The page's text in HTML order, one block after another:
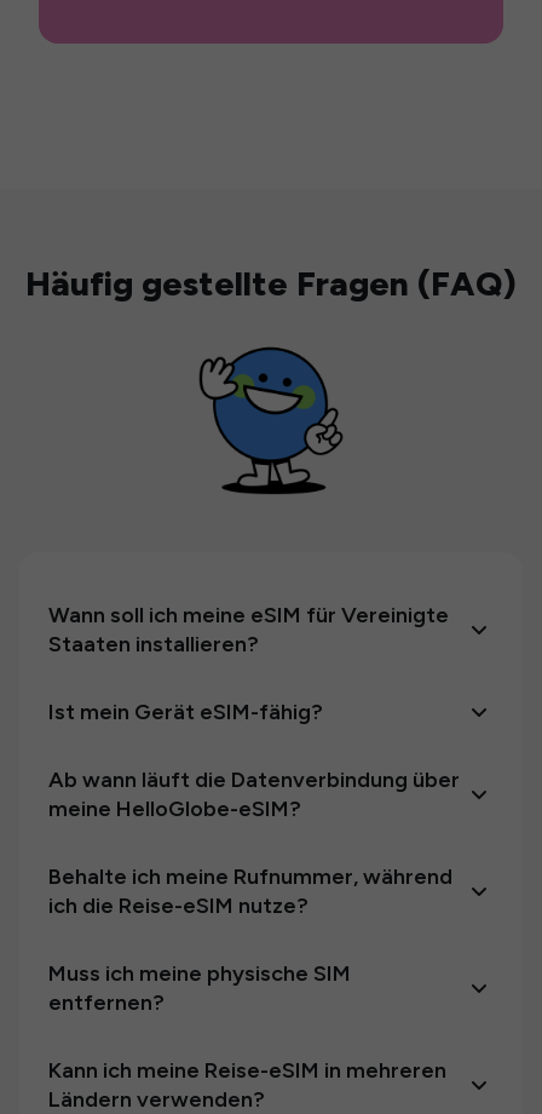
Häufig gestellte Fragen (FAQ)
Wann soll ich meine eSIM für Vereinigte
Staaten installieren?
Ist mein Gerät eSIM-fähig?
Ab wann läuft die Datenverbindung über
meine HelloGlobe-eSIM?
Behalte ich meine Rufnummer, während
ich die Reise-eSIM nutze?
Muss ich meine physische SIM
entfernen?
Kann ich meine Reise-eSIM in mehreren
Ländern verwenden?